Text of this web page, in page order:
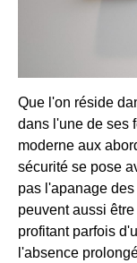
Que l'on réside
dans l'une de ses
moderne aux
sécurité se pose
pas l'apanage
peuvent aussi
profitant parfois
l'absence